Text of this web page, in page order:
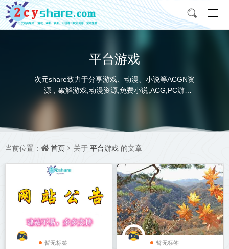
平台游戏
次元share致力于分享游戏、动漫、小说等ACGN资
源，破解游戏,动漫资源,免费小说,ACG,PC游
戏,switch游戏,金手指，动画电影,动画片,全本小说,
当前位置： 首页 关于 平台游戏 的文章
暂无标签 暂无标签